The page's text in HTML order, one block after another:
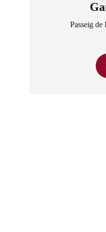
Passeig